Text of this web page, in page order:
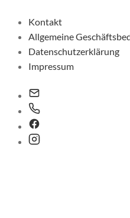
Kontakt
Allgemeine
Datenschutzerklärung
Impressum